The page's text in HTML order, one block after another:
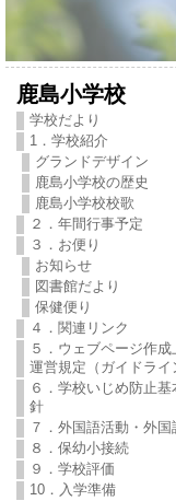
鹿島小学校
学校だより
1．学校紹介
グランドデザイン
鹿島小学校の歴史
鹿島小学校校歌
２．年間行事予定
３．お便り
お知らせ
図書館だより
保健便り
４．関連リンク
５．ウェブページ作成
運営規定（ガイドライ
６．学校いじめ防止基
針
７．外国語活動・外国
８．保幼小接続
９．学校評価
10．入学準備